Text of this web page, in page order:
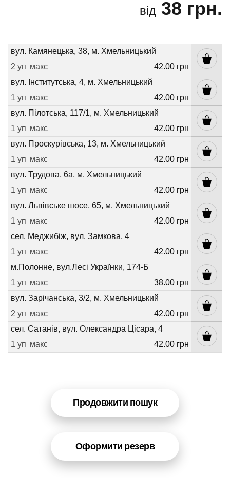
від 38 грн.
вул. Камянецька, 38, м. Хмельницький
2 уп макс
42.00 грн
вул. Інститутська, 4, м. Хмельницький
1 уп макс
42.00 грн
вул. Пілотська, 117/1, м. Хмельницький
1 уп макс
42.00 грн
вул. Проскурівська, 13, м. Хмельницький
1 уп макс
42.00 грн
вул. Трудова, 6а, м. Хмельницький
1 уп макс
42.00 грн
вул. Львівське шосе, 65, м. Хмельницький
1 уп макс
42.00 грн
сел. Меджибіж, вул. Замкова, 4
1 уп макс
42.00 грн
м.Полонне, вул.Лесі Українки, 174-Б
1 уп макс
38.00 грн
вул. Зарічанська, 3/2, м. Хмельницький
2 уп макс
42.00 грн
сел. Сатанів, вул. Олександра Цісара, 4
1 уп макс 42.00 грн
Продовжити пошук
Оформити резерв